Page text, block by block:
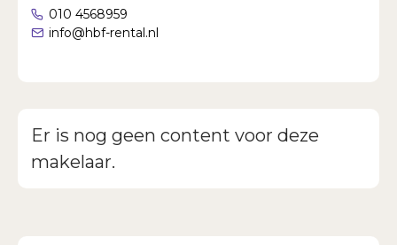
010 4568959
info@hbf-rental.nl
Er is nog geen content voor deze
makelaar.